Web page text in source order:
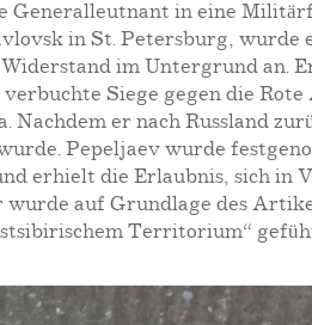
Generalleutnant in eine
in St. Petersburg,
Widerstand im Untergrund
Siege gegen die
Nachdem er nach Russland
Pepeljaev wurde
erhielt die Erlaubnis, sich in
auf Grundlage des
Territorium“